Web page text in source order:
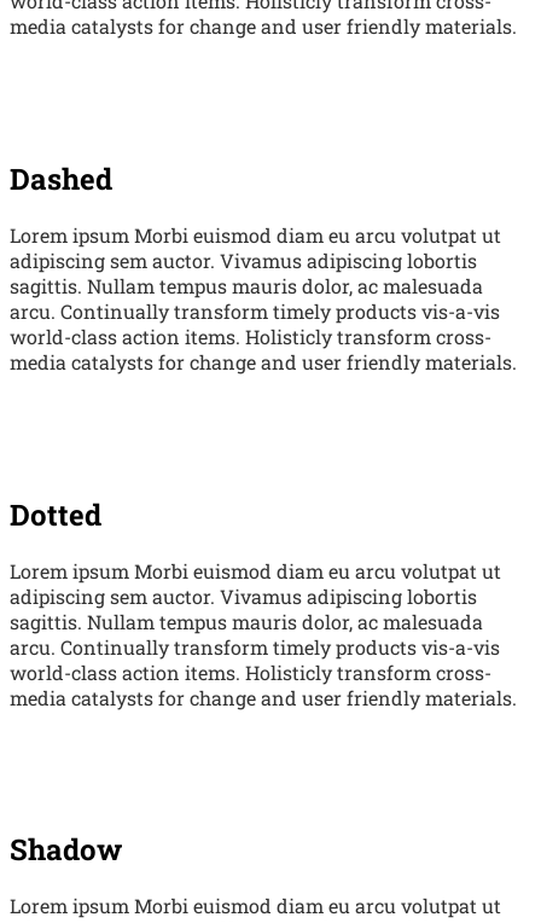
media catalysts for change and user friendly materials.
Dashed
Lorem ipsum Morbi euismod diam eu arcu volutpat ut
adipiscing sem auctor. Vivamus adipiscing lobortis
sagittis. Nullam tempus mauris dolor, ac malesuada
arcu. Continually transform timely products vis-a-vis
world-class action items. Holisticly transform cross-
media catalysts for change and user friendly materials.
Dotted
Lorem ipsum Morbi euismod diam eu arcu volutpat ut
adipiscing sem auctor. Vivamus adipiscing lobortis
sagittis. Nullam tempus mauris dolor, ac malesuada
arcu. Continually transform timely products vis-a-vis
world-class action items. Holisticly transform cross-
media catalysts for change and user friendly materials.
Shadow
Lorem ipsum Morbi euismod diam eu arcu volutpat ut